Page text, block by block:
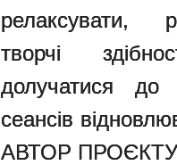
релаксувати,
творчі
долучатися до
сеансів
АВТОР